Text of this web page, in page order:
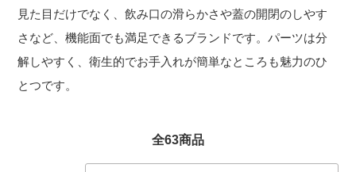
見た目だけでなく、飲み口の滑らかさや蓋の開閉のしやす
さなど、機能面でも満足できるブランドです。パーツは分
解しやすく、衛生的でお手入れが簡単なところも魅力のひ
とつです。
全63商品